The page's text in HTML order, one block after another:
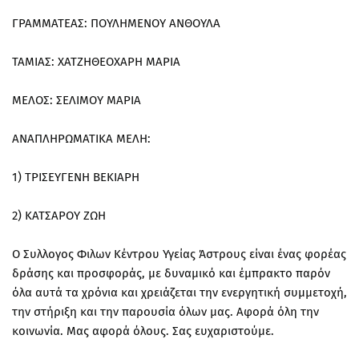
ΓΡΑΜΜΑΤΕΑΣ: ΠΟΥΛΗΜΕΝΟΥ ΑΝΘΟΥΛΑ
ΤΑΜΙΑΣ: ΧΑΤΖΗΘΕΟΧΑΡΗ ΜΑΡΙΑ
ΜΕΛΟΣ: ΣΕΛΙΜΟΥ ΜΑΡΙΑ
ΑΝΑΠΛΗΡΩΜΑΤΙΚΑ ΜΕΛΗ:
1) ΤΡΙΣΕΥΓΕΝΗ ΒΕΚΙΑΡΗ
2) ΚΑΤΣΑΡΟΥ ΖΩΗ
Ο Συλλογος Φιλων Κέντρου Υγείας Άστρους είναι ένας φορέας
δράσης και προσφοράς, με δυναμικό και έμπρακτο παρόν
όλα αυτά τα χρόνια και χρειάζεται την ενεργητική συμμετοχή,
την στήριξη και την παρουσία όλων μας. Αφορά όλη την
κοινωνία. Μας αφορά όλους. Σας ευχαριστούμε.